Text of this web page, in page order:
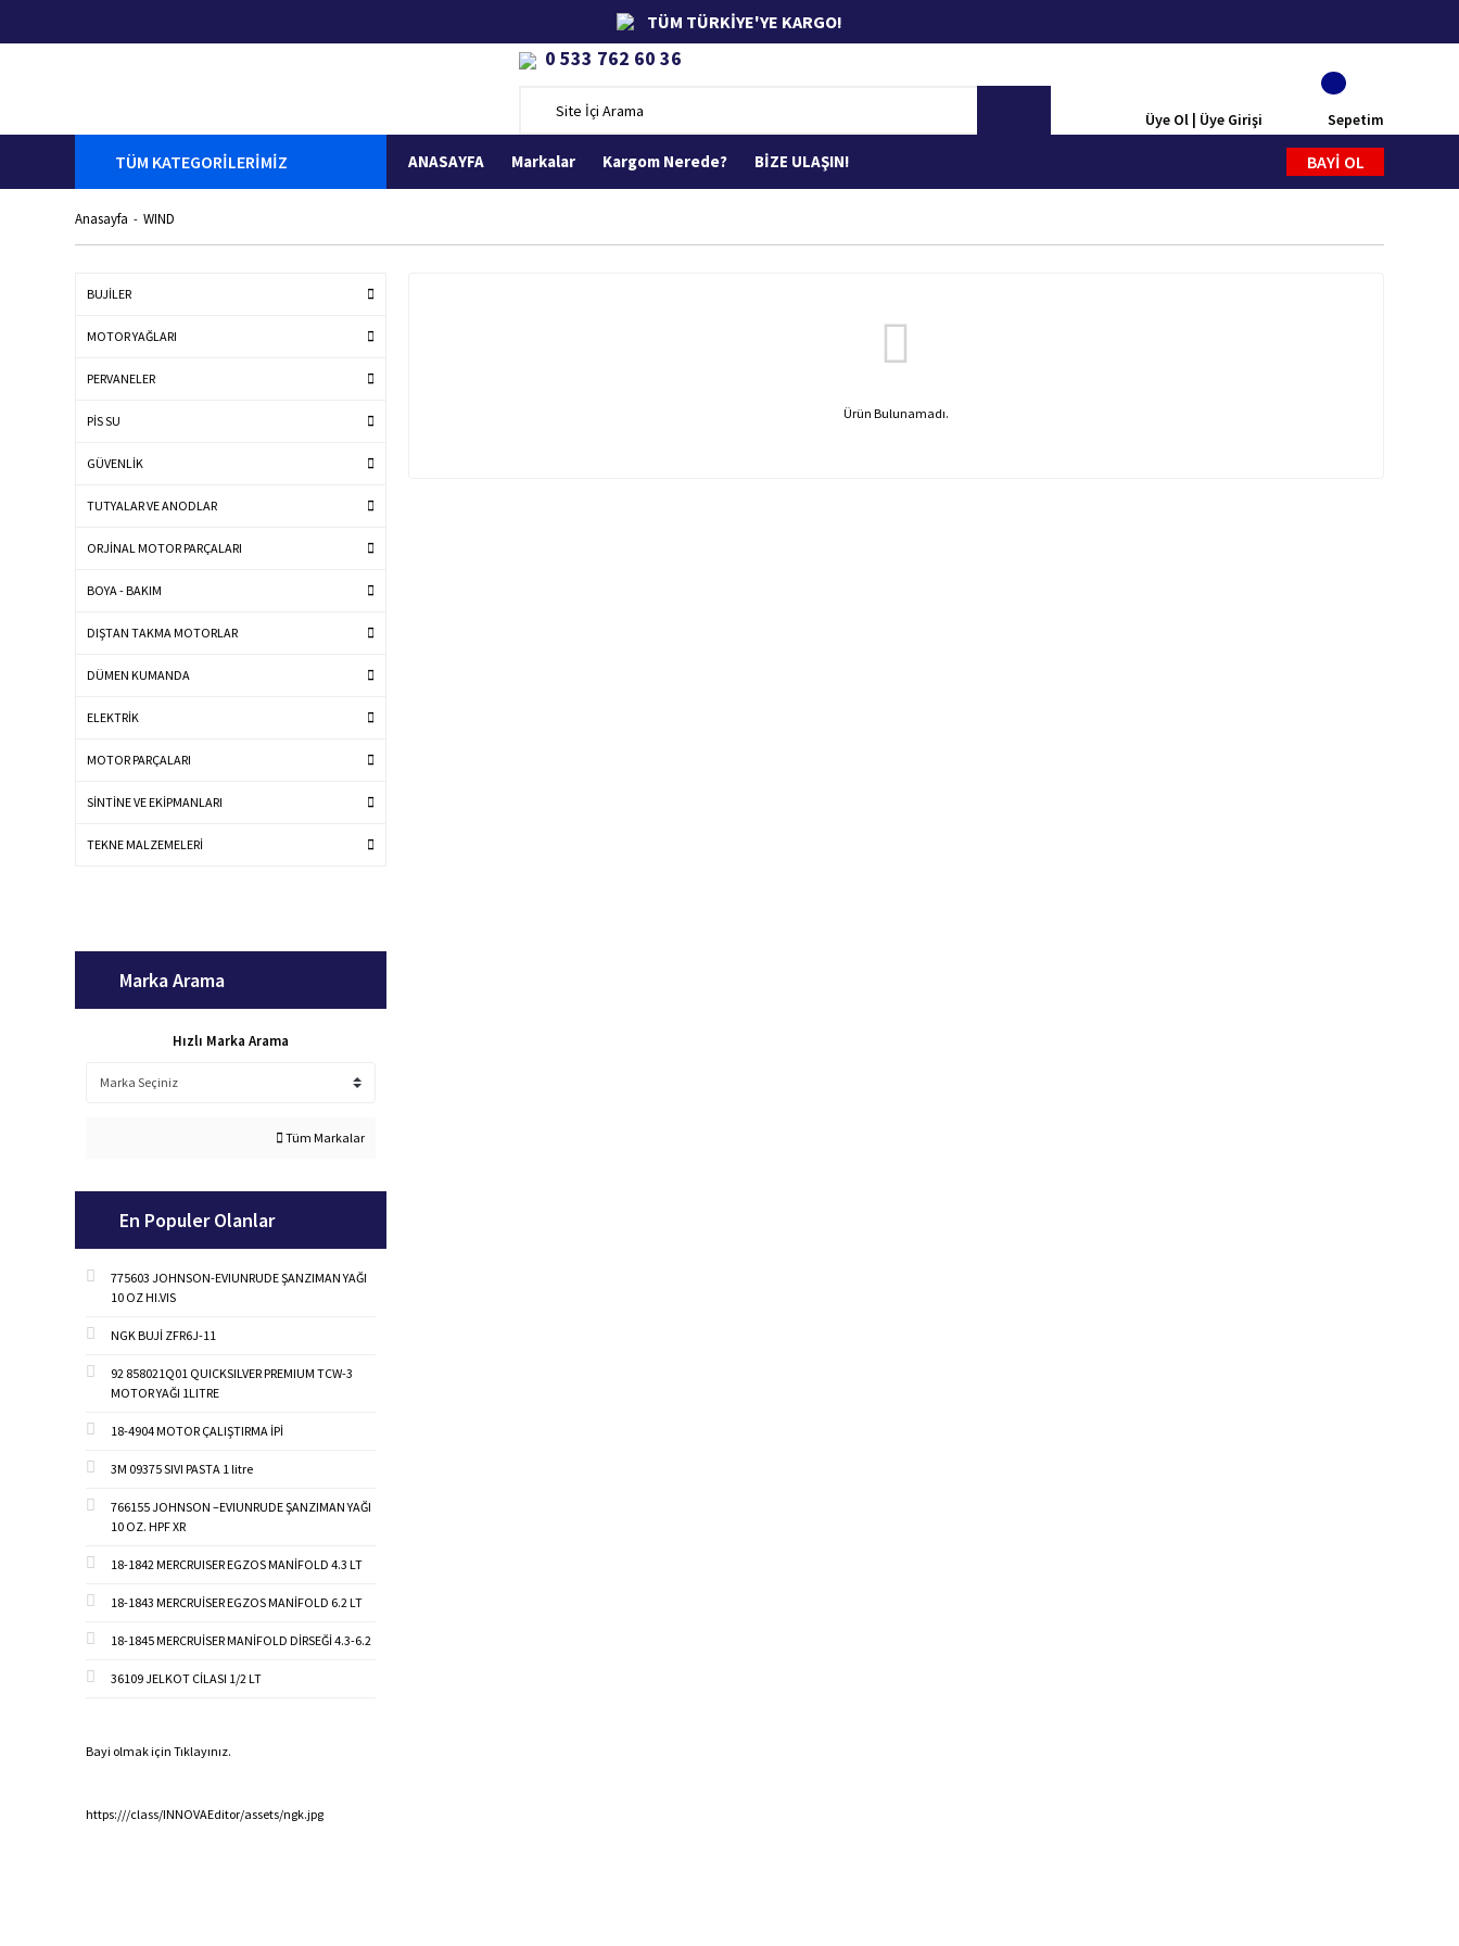
TÜM TÜRKİYE'YE KARGO!
0 533 762 60 36
Üye Ol | Üye Girişi Sepetim
TÜM KATEGORİLERİMİZ ANASAYFA Markalar Kargom Nerede? BİZE ULAŞIN! BAYİ OL
Anasayfa WIND
BUJİLER
MOTOR YAĞLARI
PERVANELER
PİS SU
GÜVENLİK
TUTYALAR VE ANODLAR
ORJİNAL MOTOR PARÇALARI
BOYA - BAKIM
DIŞTAN TAKMA MOTORLAR
DÜMEN KUMANDA
ELEKTRİK
MOTOR PARÇALARI
SİNTİNE VE EKİPMANLARI
TEKNE MALZEMELERİ
Marka Arama
Hızlı Marka Arama
Tüm Markalar
En Populer Olanlar
775603 JOHNSON-EVIUNRUDE ŞANZIMAN YAĞI
10 OZ HI.VIS
NGK BUJİ ZFR6J-11
92 858021Q01 QUICKSILVER PREMIUM TCW-3
MOTOR YAĞI 1LITRE
18-4904 MOTOR ÇALIŞTIRMA İPİ
3M 09375 SIVI PASTA 1 litre
766155 JOHNSON –EVIUNRUDE ŞANZIMAN YAĞI
10 OZ. HPF XR
18-1842 MERCRUISER EGZOS MANİFOLD 4.3 LT
18-1843 MERCRUİSER EGZOS MANİFOLD 6.2 LT
18-1845 MERCRUİSER MANİFOLD DİRSEĞİ 4.3-6.2
36109 JELKOT CİLASI 1/2 LT
Bayi olmak için Tıklayınız.
https:///class/INNOVAEditor/assets/ngk.jpg
Ürün Bulunamadı.